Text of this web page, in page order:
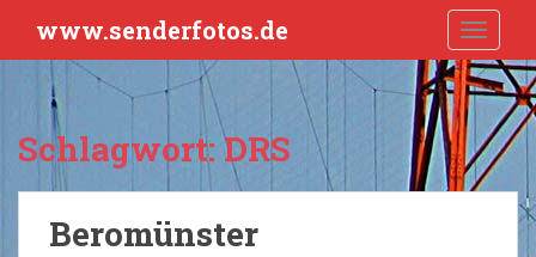
i
www.senderfotos.de
Schlagwort:DRS
Beromünster